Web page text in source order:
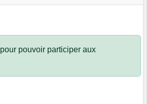
pour pouvoir participer aux